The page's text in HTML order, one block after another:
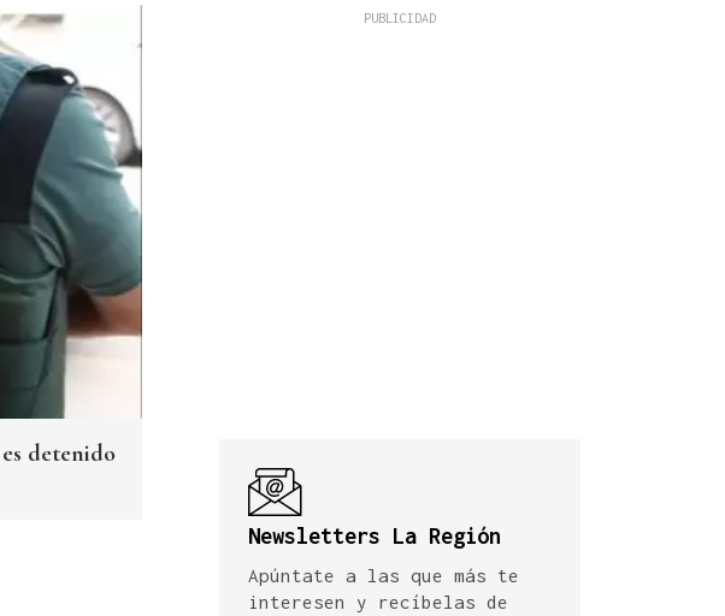
detenido
Newsletters La Región
Apúntate a las que más te
interesen y recíbelas de